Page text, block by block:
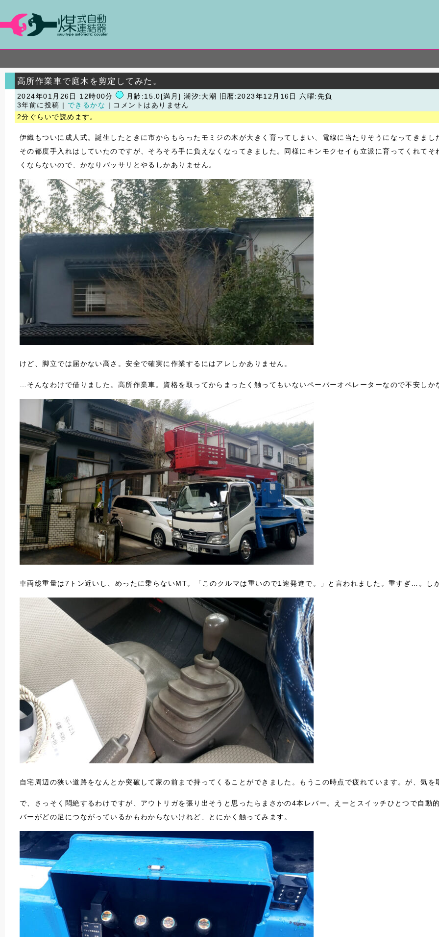
高所作業車で庭木を剪定してみた。
2024年01月26日 12時00分 月齢:15.0[満月] 潮汐:大潮
旧暦:2023年12月16日 六曜:先負
3年前に投稿 | できるかな
| コメントはありません
2分ぐらいで読めます。
伊織もついに成人式。誕生したときに市からもらったモミジの木が大きく育ってしまい、電線に当たりそうになってきま
その都度手入れはしていたのですが、そろそろ手に負えなくなってきました。同様にキンモクセイも立派に育ってくれて
くならないので、かなりバッサリとやるしかありません。
けど、脚立では届かない高さ。安全で確実に作業するにはアレしかありません。
…そんなわけで借りました。高所作業車。資格を取ってからまったく触ってもいないペーパーオペレーターなので不安しか
車両総重量は7トン近いし、めったに乗らないMT。「このクルマは重いので1速発進で。」と言われました。重すぎ…。し
自宅周辺の狭い道路をなんとか突破して家の前まで持ってくることができました。もうこの時点で疲れています。が、気を
で、さっそく悶絶するわけですが、アウトリガを張り出そうと思ったらまさかの4本レバー。えーとスイッチひとつで自動
バーがどの足につながっているかもわからないけれど、とにかく触ってみます。